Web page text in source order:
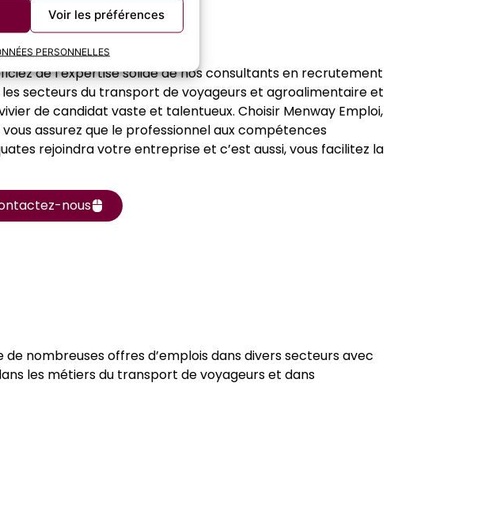
Voir les préférences
PERSONNELLES
êtes
recruteur
de l’expertise solide de nos consultants en recrutement
les secteurs du transport de voyageurs et agroalimentaire et
de candidat vaste et talentueux. Choisir Menway Emploi,
vous assurez que le professionnel aux compétences
rejoindra votre entreprise et c’est aussi, vous facilitez la
nous
de nombreuses offres d’emplois dans divers secteurs avec
les métiers du transport de voyageurs et dans